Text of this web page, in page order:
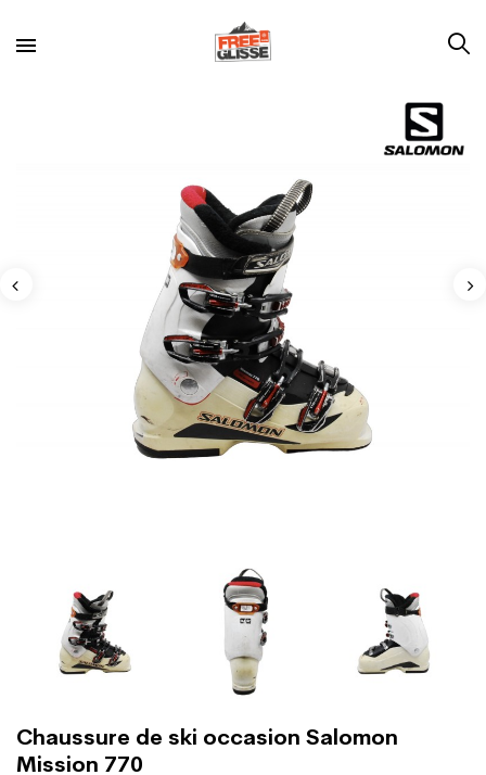
Chaussure de ski occasion Salomon
Mission 770